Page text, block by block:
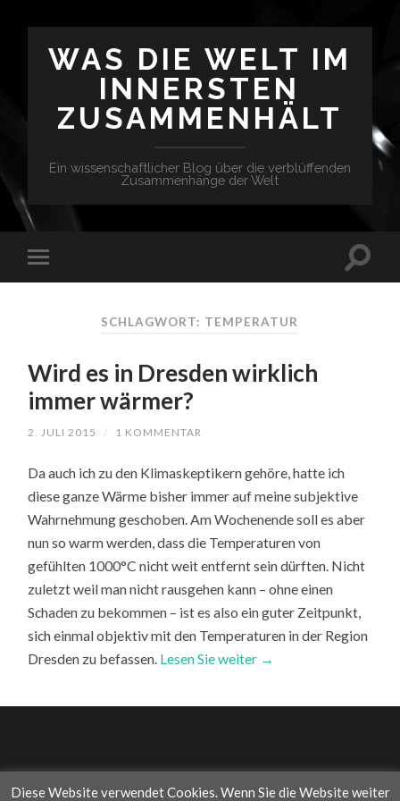
WAS DIE WELT IM
INNERSTEN
ZUSAMMENHÄLT
Ein wissenschaftlicher Blog über die verblüffenden
Zusammenhänge der Welt
SCHLAGWORT: TEMPERATUR
Wird es in Dresden wirklich
immer wärmer?
2. JULI 2015 / 1 KOMMENTAR
Da auch ich zu den Klimaskeptikern gehöre, hatte ich
diese ganze Wärme bisher immer auf meine subjektive
Wahrnehmung geschoben. Am Wochenende soll es aber
nun so warm werden, dass die Temperaturen von
gefühlten 1000°C nicht weit entfernt sein dürften. Nicht
zuletzt weil man nicht rausgehen kann – ohne einen
Schaden zu bekommen – ist es also ein guter Zeitpunkt,
sich einmal objektiv mit den Temperaturen in der Region
Dresden zu befassen. Lesen Sie weiter →
Diese Website verwendet Cookies. Wenn Sie die Website weiter